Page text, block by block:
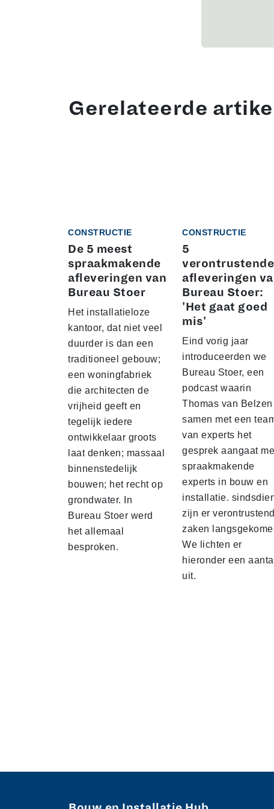
Gerelateerde
CONSTRUCTIE
De 5 meest
spraakmakende
afleveringen van
Bureau Stoer
Het installatieloze
kantoor, dat niet veel
duurder is dan een
traditioneel gebouw;
een woningfabriek
die architecten de
vrijheid geeft en
tegelijk iedere
ontwikkelaar groots
laat denken; massaal
binnenstedelijk
bouwen; het recht op
grondwater. In
Bureau Stoer werd
het allemaal
besproken.
CONSTRUCTIE
5
verontrustende
afleveringen
Bureau Stoer:
'Het gaat goed
mis'
Eind vorig jaar
introduceerden we
Bureau Stoer, een
podcast waarin
Thomas van Belzen
samen met een
van experts het
gesprek aangaat
spraakmakende
experts in bouw en
installatie.
zijn er
zaken
We lichten er
hieronder een aantal
uit.